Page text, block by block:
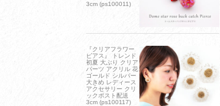
3cm (ps100011)
『クリアフラワー
ピアス』 トレンド
初夏 大ぶり クリア
パーツ アクリル 花
ゴールド シルバー
大きめ レディース
アクセサリー クリ
ックポスト配送
3cm (ps100117)